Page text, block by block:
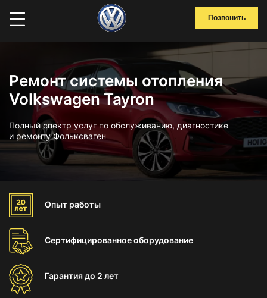
Позвонить
Ремонт системы отопления
Volkswagen Tayron
Полный спектр услуг по обслуживанию, диагностике
и ремонту Фольксваген
Опыт работы
Сертифицированноеоборудование
Гарантиядо 2 лет